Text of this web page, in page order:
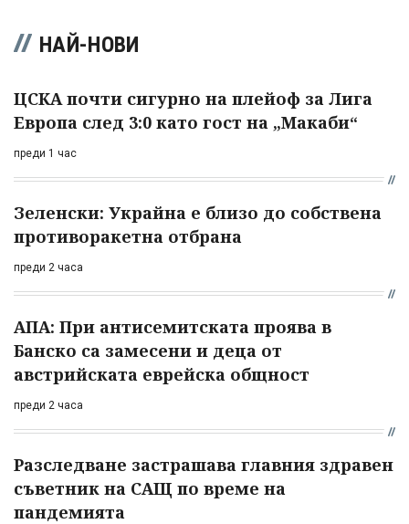
НАЙ-НОВИ
ЦСКА почти сигурно на плейоф за Лига
Европа след 3:0 като гост на „Макаби“
преди 1 час
Зеленски: Украйна е близо до собствена
противоракетна отбрана
преди 2 часа
АПА: При антисемитската проява в
Банско са замесени и деца от
австрийската еврейска общност
преди 2 часа
Разследване застрашава главния здравен
съветник на САЩ по време на
пандемията